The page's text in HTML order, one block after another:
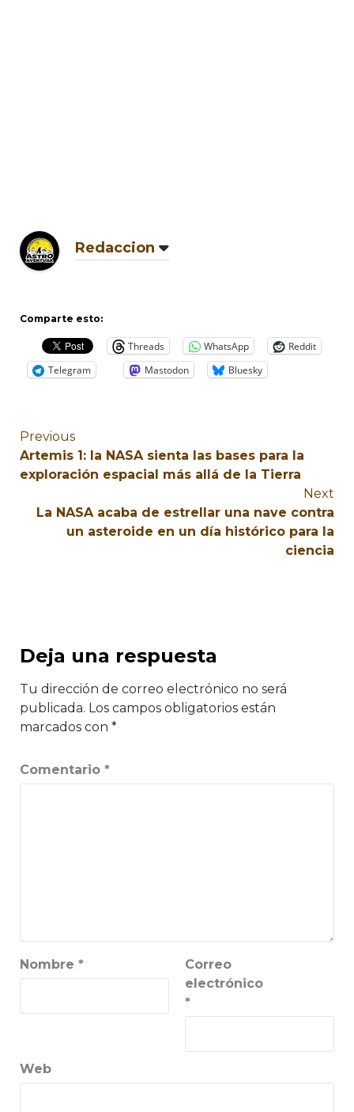
Redaccion
Comparte esto:
Threads WhatsApp
Reddit
Telegram
Mastodon Bluesky
Previous
Artemis 1: la NASA sienta las bases para la
exploración espacial más allá de la Tierra
Next
La NASA acaba de estrellar una nave contra
un asteroide en un día histórico para la
ciencia
Deja una respuesta
Tu dirección de correo electrónico no será
publicada. Los campos obligatorios están
marcados con *
Comentario *
Nombre *
Correo
electrónico
*
Web